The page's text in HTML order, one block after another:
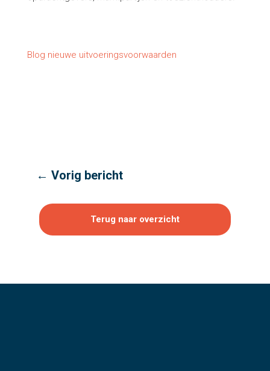
Blog nieuwe uitvoeringsvoorwaarden
← Vorig bericht
Terug naar overzicht